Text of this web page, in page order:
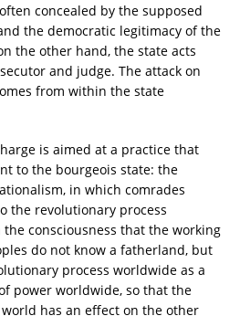
concealed by the supposed
the democratic legitimacy of the
the other hand, the state acts
and judge. The attack on
from within the state
is aimed at a practice that
to the bourgeois state: the
in which comrades
the revolutionary process
consciousness that the working
do not know a fatherland, but
process worldwide as a
power worldwide, so that the
has an effect on the other